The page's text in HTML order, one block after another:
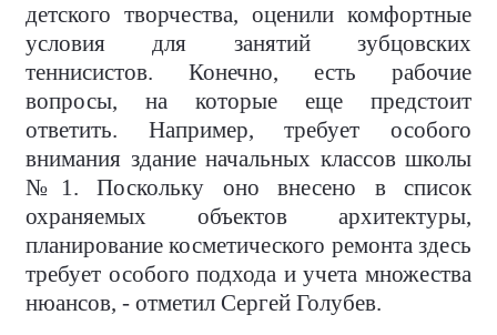
детского творчества, оценили комфортные
условия для занятий зубцовских
теннисистов. Конечно, есть рабочие
вопросы, на которые еще предстоит
ответить. Например, требует особого
внимания здание начальных классов школы
№1. Поскольку оно внесено в список
охраняемых объектов архитектуры,
планирование косметического ремонта здесь
требует особого подхода и учета множества
нюансов, - отметил Сергей Голубев.